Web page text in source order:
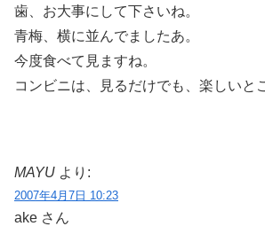
歯、お大事にして下さいね。
青梅、横に並んでましたあ。
今度食べて見ますね。
コンビニは、見るだけでも、楽しいと
MAYU より:
2007年4月7日 10:23
ake さん